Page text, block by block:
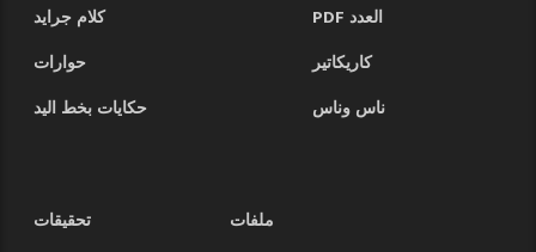
العدد PDF
كلام جرايد
كاريكاتير
حوارات
ناس وناس
حكايات بخط اليد
ملفات
تحقيقات